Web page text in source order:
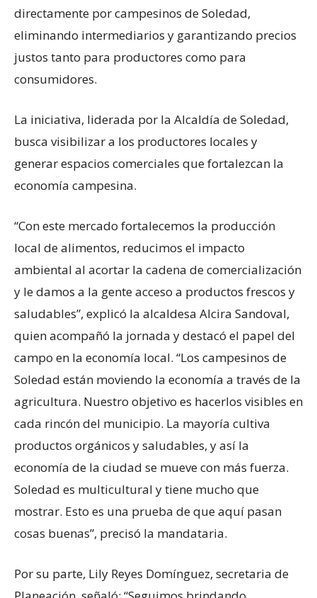
directamente por campesinos de Soledad,
eliminando intermediarios y garantizando precios
justos tanto para productores como para
consumidores.
La iniciativa, liderada por la Alcaldía de Soledad,
busca visibilizar a los productores locales y
generar espacios comerciales que fortalezcan la
economía campesina.
“Con este mercado fortalecemos la producción
local de alimentos, reducimos el impacto
ambiental al acortar la cadena de comercialización
y le damos a la gente acceso a productos frescos y
saludables”, explicó la alcaldesa Alcira Sandoval,
quien acompañó la jornada y destacó el papel del
campo en la economía local. “Los campesinos de
Soledad están moviendo la economía a través de la
agricultura. Nuestro objetivo es hacerlos visibles en
cada rincón del municipio. La mayoría cultiva
productos orgánicos y saludables, y así la
economía de la ciudad se mueve con más fuerza.
Soledad es multicultural y tiene mucho que
mostrar. Esto es una prueba de que aquí pasan
cosas buenas”, precisó la mandataria.
Por su parte, Lily Reyes Domínguez, secretaria de